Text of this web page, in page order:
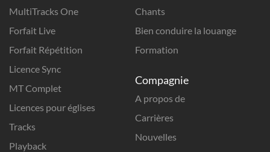
MultiTracks One
Forfait Live
Forfait Répétition
Licence Sync
MT Complet
Licences pour églises
Tracks
Playback
Chants
Bien conduire la louange
Formation
Compagnie
A propos de
Carrières
Nouvelles